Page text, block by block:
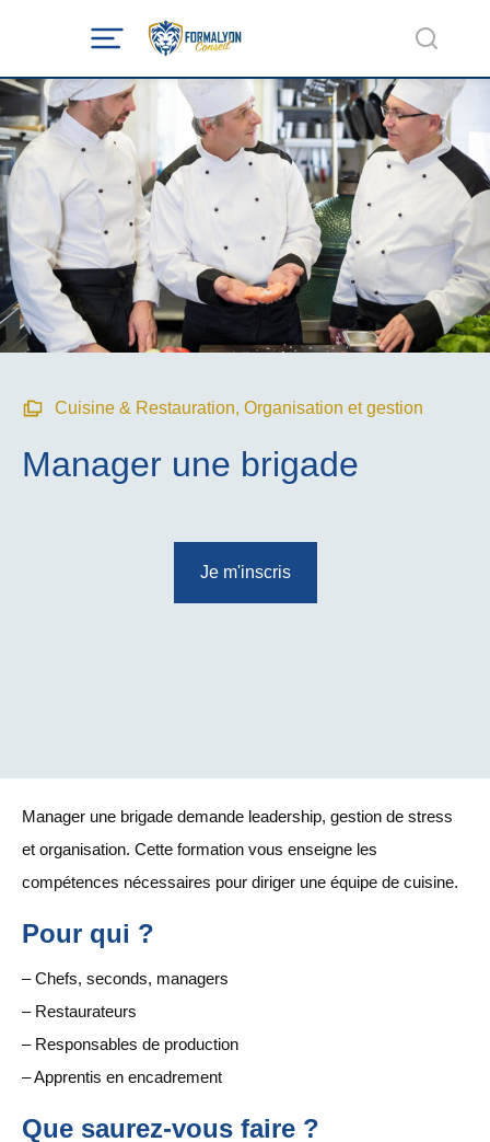
Cuisine & Restauration, Organisation et gestion
Manager une brigade
Je m'inscris
Manager une brigade demande leadership, gestion de stress
et organisation. Cette formation vous enseigne les
compétences nécessaires pour diriger une équipe de cuisine.
Pour qui ?
– Chefs, seconds, managers
– Restaurateurs
– Responsables de production
– Apprentis en encadrement
Que saurez-vous faire ?